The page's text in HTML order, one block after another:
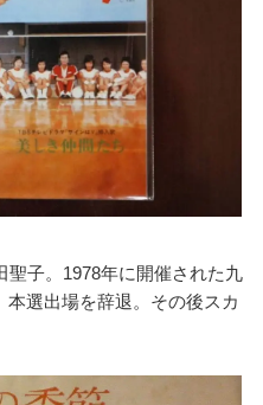
聖子。1978年に開催された九
選出場を辞退。その後スカ